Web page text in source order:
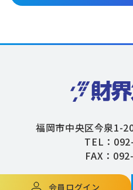
会員ログイン
福岡市中央区今泉1-
TEL：
FAX：